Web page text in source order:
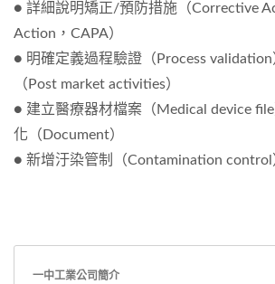
● 詳細說明矯正/預防措施（Corrective
Action，CAPA）
● 明確定義過程驗證（Process
（Post market activities）
● 建立醫療器材檔案（Medical device
化（Document）
● 新增汙染管制（Contamination control
一中工業公司簡介